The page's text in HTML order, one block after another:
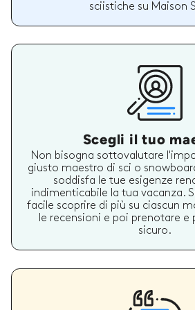
sciistiche su Maison
Scegli il tuo
Non bisogna sottovalutare
giusto maestro di sci o
soddisfa le tue esigenze
indimenticabile la tua vacanza.
facile scoprire di più su ciascun
le recensioni e poi prenotare e
sicuro.